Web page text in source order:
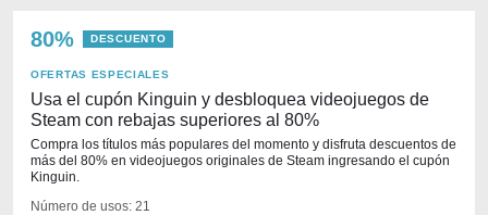
80% DESCUENTO
OFERTAS ESPECIALES
Usa el cupón Kinguin y desbloquea videojuegos de
Steam con rebajas superiores al 80%
Compra los títulos más populares del momento y disfruta descuentos de
más del 80% en videojuegos originales de Steam ingresando el cupón
Kinguin.
Número de usos: 21